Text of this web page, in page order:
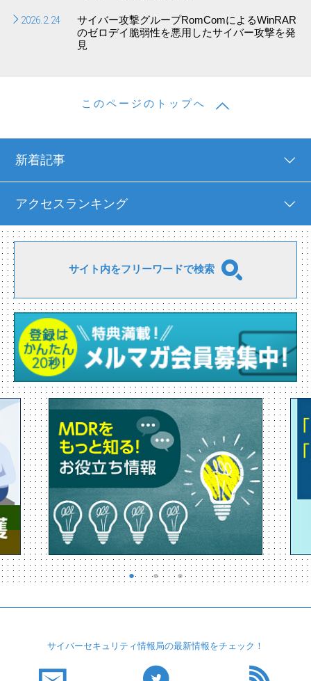
2026.2.24
サイバー攻撃グループRomComによるWinRAR
のゼロデイ脆弱性を悪用したサイバー攻撃を発
見
このページのトップへ
新着記事
アクセスランキング
サイト内をフリーワードで検索
サイバーセキュリティ情報局の最新情報をチェック！